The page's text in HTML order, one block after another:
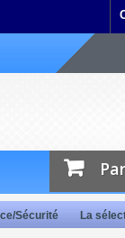
Sécurité La